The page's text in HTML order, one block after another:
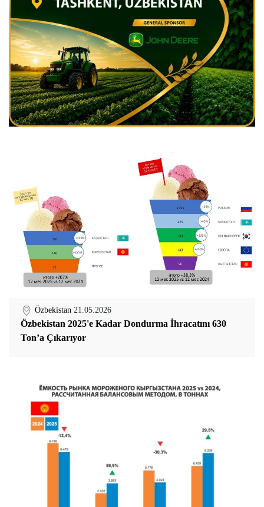
Özbekistan 21.05.2026
Özbekistan 2025'e Kadar Dondurma İhracatını 630
Ton’a Çıkarıyor